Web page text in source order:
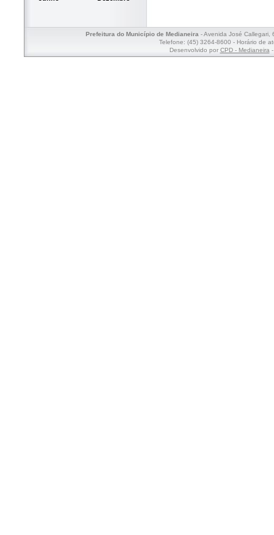
Prefeitura do Município de Medianeira- Avenida José Callegari,
Telefone: (45) 3264-8600 - Horário de
Desenvolvido por CPD - Medianeira-